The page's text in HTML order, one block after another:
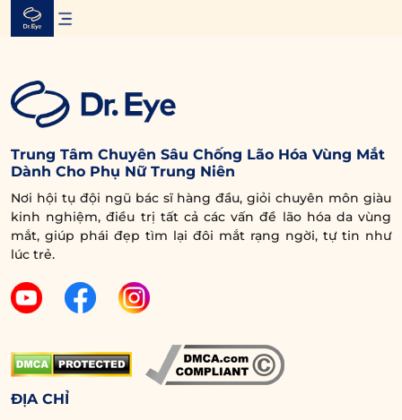
Skip
Trung Tâm Chuyên Sâu Chống Lão Hóa Vùng Mắt
Dành Cho Phụ Nữ Trung Niên
Nơi hội tụ đội ngũ bác sĩ hàng đầu, giỏi chuyên môn giàu
kinh nghiệm, điều trị tất cả các vấn đề lão hóa da vùng
mắt, giúp phái đẹp tìm lại đôi mắt rạng ngời, tự tin như
lúc trẻ.
ĐỊA CHỈ